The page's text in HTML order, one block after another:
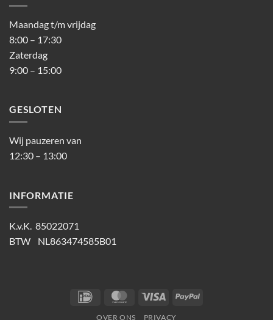
Maandag t/m vrijdag
8:00 – 17:30
Zaterdag
9:00 – 15:00
GESLOTEN
Wij pauzeren van
12:30 – 13:00
INFORMATIE
K.v.K. 85022071
BTW NL863474585B01
IDeal MasterCard
Visa PayPal
OVER ONS PRIVACY